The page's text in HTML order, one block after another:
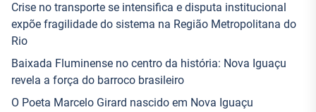
Crise no transporte se intensifica e disputa institucional
expõe fragilidade do sistema na Região Metropolitana do
Rio
Baixada Fluminense no centro da história: Nova Iguaçu
revela a força do barroco brasileiro
O Poeta Marcelo Girard nascido em Nova Iguaçu